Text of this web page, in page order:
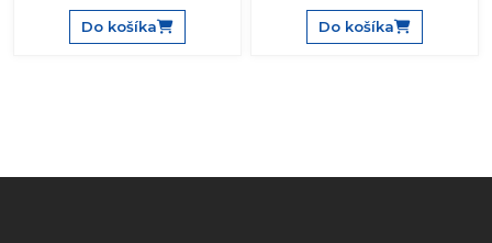
Do košíka Do košíka